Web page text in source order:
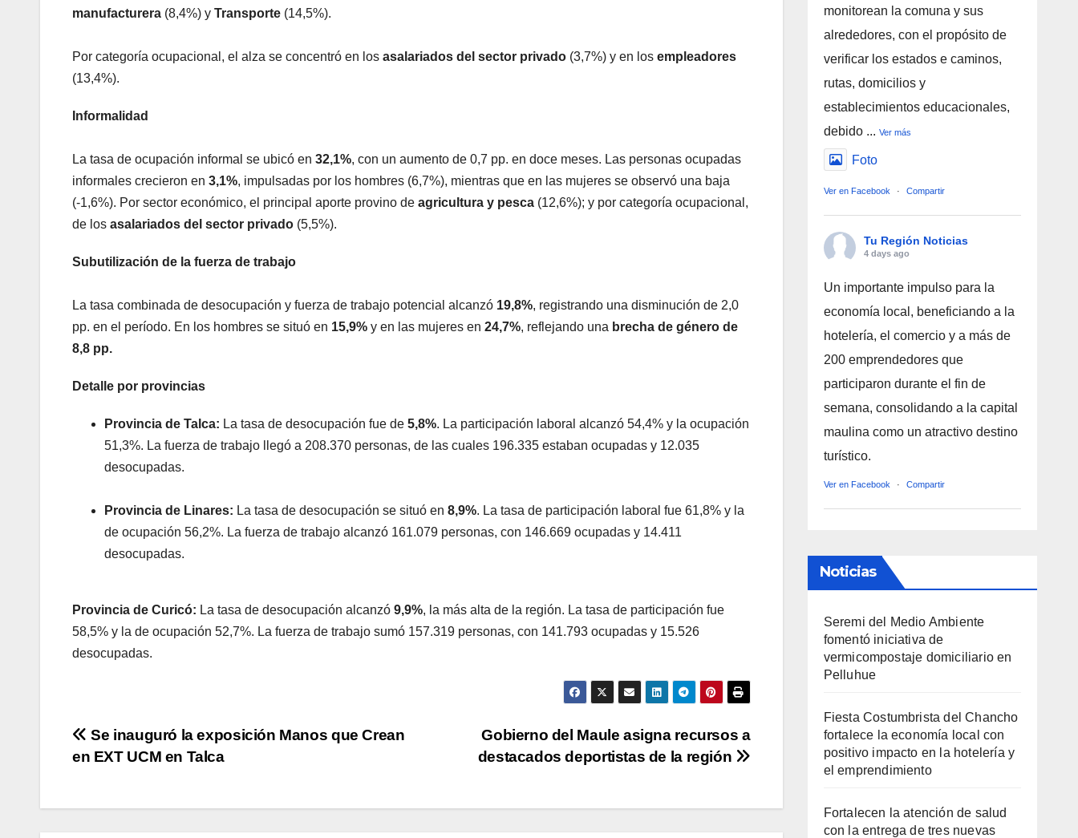
manufacturera (8,4%) y Transporte (14,5%).
Por categoría ocupacional, el alza se concentró en los asalariados del sector privado (3,7%) y en los empleadores
(13,4%).
Informalidad
La tasa de ocupación informal se ubicó en 32,1%, con un aumento de 0,7 pp. en doce meses. Las personas ocupadas
informales crecieron en 3,1%, impulsadas por los hombres (6,7%), mientras que en las mujeres se observó una baja
(-1,6%). Por sector económico, el principal aporte provino de agricultura y pesca (12,6%); y por categoría ocupacional,
de los asalariados del sector privado (5,5%).
Subutilización de la fuerza de trabajo
La tasa combinada de desocupación y fuerza de trabajo potencial alcanzó 19,8%, registrando una disminución de 2,0
pp. en el período. En los hombres se situó en 15,9% y en las mujeres en 24,7%, reflejando una brecha de género de
8,8 pp.
Detalle por provincias
Provincia de Talca: La tasa de desocupación fue de 5,8%. La participación laboral alcanzó 54,4% y la ocupación
51,3%. La fuerza de trabajo llegó a 208.370 personas, de las cuales 196.335 estaban ocupadas y 12.035
desocupadas.
Provincia de Linares: La tasa de desocupación se situó en 8,9%. La tasa de participación laboral fue 61,8% y la
de ocupación 56,2%. La fuerza de trabajo alcanzó 161.079 personas, con 146.669 ocupadas y 14.411
desocupadas.
Provincia de Curicó: La tasa de desocupación alcanzó 9,9%, la más alta de la región. La tasa de participación fue
58,5% y la de ocupación 52,7%. La fuerza de trabajo sumó 157.319 personas, con 141.793 ocupadas y 15.526
desocupadas.
Navegación
entradas
Gobierno del Maule asigna recursos a
destacados deportistas de la región
Se inauguró la exposición Manos que Crean
en EXT UCM en Talca
monitorean la comuna y sus
alrededores, con el propósito de
verificar los estados e caminos,
rutas, domicilios y
establecimientos educacionales,
debido ... Ver más
Foto
Ver en Facebook · Compartir
Tu Región Noticias
4 days ago
Un importante impulso para la
economía local, beneficiando a la
hotelería, el comercio y a más de
200 emprendedores que
participaron durante el fin de
semana, consolidando a la capital
maulina como un atractivo destino
turístico.
Ver en Facebook · Compartir
Noticias
Seremi del Medio Ambiente
fomentó iniciativa de
vermicompostaje domiciliario en
Pelluhue
Fiesta Costumbrista del Chancho
fortalece la economía local con
positivo impacto en la hotelería y
el emprendimiento
Fortalecen la atención de salud
con la entrega de tres nuevas